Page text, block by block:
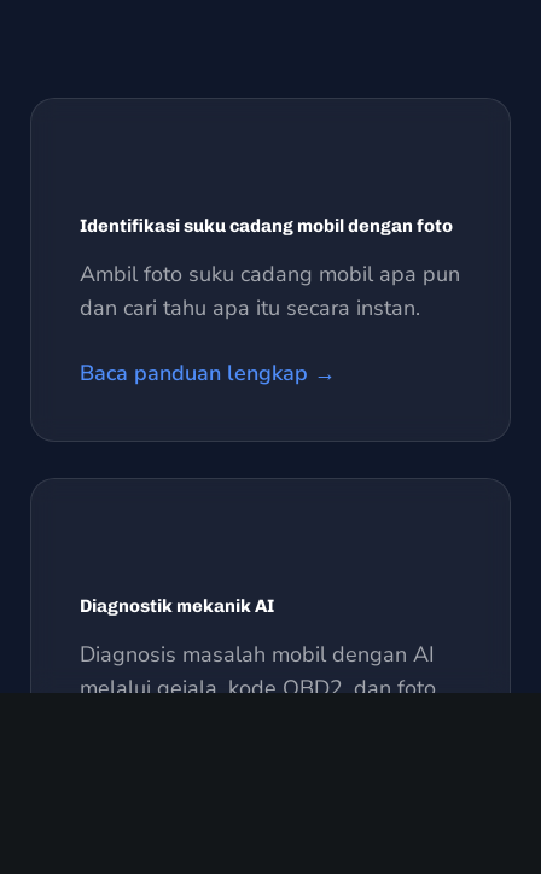
Identifikasi suku cadang mobil dengan foto
Ambil foto suku cadang mobil apa pun
dan cari tahu apa itu secara instan.
Baca panduan lengkap →
Diagnostik mekanik AI
Diagnosis masalah mobil dengan AI
melalui gejala, kode OBD2, dan foto.